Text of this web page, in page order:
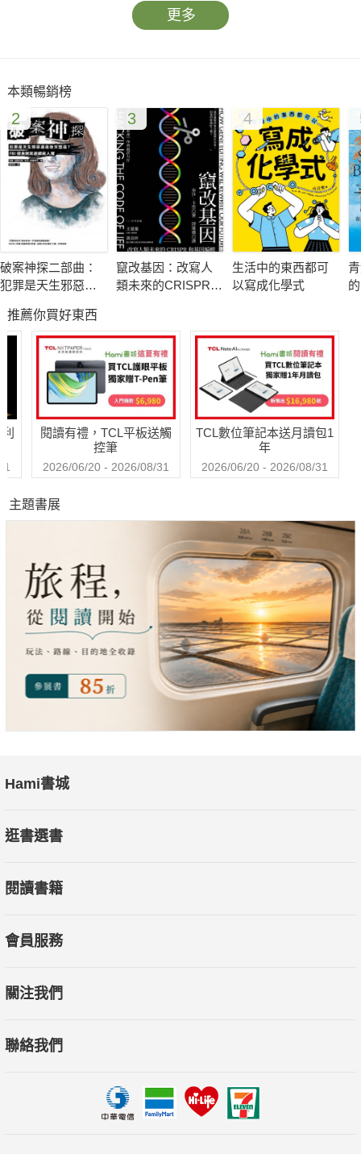
介紹圖像思考如何為他們提供洞察力和創新能力。
較難讓人發展圖像思考能力。
而思考模式不同、不符當代教育的圖像思考者，
亦常被貼上學習能力低落的標籤。
在《圖像思考》中，天寶．葛蘭汀除了描述圖像思考的價值，
更點出語文思考與圖像思考並不是非黑即白，而是以光譜的形式
大多數人都同時擁有語文和圖像思考能力，只是沒有好好發揮。
一旦重拾圖像思考能力，便能更好的解決問題、因應社會變遷。
作者簡介
天寶．葛蘭汀 Temple Grandin
伊利諾大學畜牧科學博士。
牲畜處理設備設計、建造專家，
美國、加拿大、墨西哥、澳洲、紐西蘭、瑞典、挪威、英國、丹
麥等地都有她設計的設備。
說。
著有《星星的孩子》（曾翻拍為電影）等書。薩克斯醫師《火星
譯者簡介
廖建容
中山大學外文研究所畢業，曾任職於外商公司，也曾於大學任
近年譯作有《重新想像教育的未來》、《疫苗先鋒》（合譯）、
《第二座山》、《成為更好的你》（原書名《品格》，合譯）、
《孩子的簡單正念》、《召喚勇氣》等書。"
更多
本類暢銷榜
2
破案神探二部曲：
犯罪是天生邪惡還
員側寫連續殺人魔
3
竄改基因：改寫人
類未來的CRISPR和
4
生活中的東西都可
以寫成化學式
推薦你買好東西
閱讀有禮，TCL平板送觸
控筆
2026/06/20 - 2026/08/31
TCL數位筆記本送月讀包1
年
2026/06/20 - 2026/08/31
主題書展
Hami書城
逛書選書
閱讀書籍
會員服務
關注我們
聯絡我們